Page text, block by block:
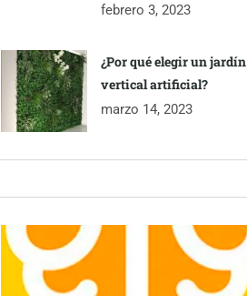
febrero 3, 2023
¿Por qué elegir un jardín
vertical artificial?
marzo 14, 2023